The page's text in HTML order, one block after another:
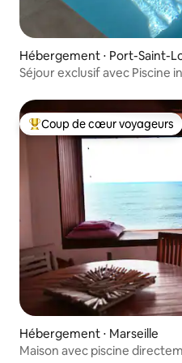
Hébergement ⋅ Port-Saint-
Séjour exclusif avec Piscine
Coups de cœur voyageurs
Coup de cœur voyageurs
Hébergement ⋅ Marseille